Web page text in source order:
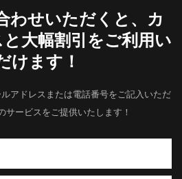
わせいただくと、カ
大幅割引をご利用い
けます！
アドレスまたは電話番号をご記入いただ
サービスをご提供いたします！